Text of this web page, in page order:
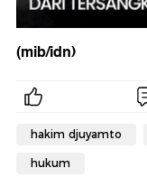
(mib/idn)
hakim djuyamto
hukum